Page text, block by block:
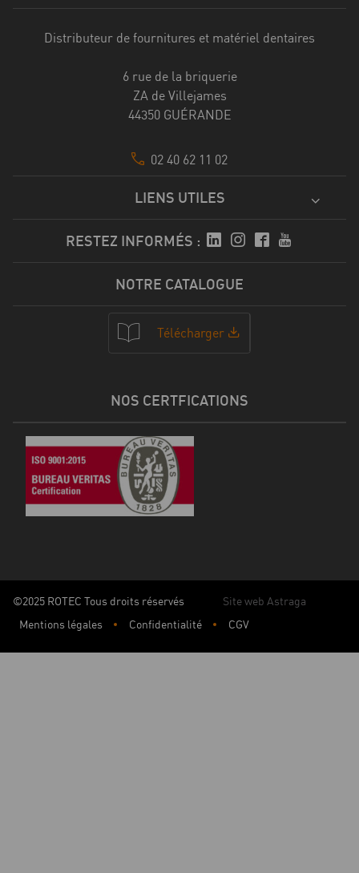
Distributeur de fournitures et matériel dentaires
6 rue de la briquerie
ZA de Villejames
44350 GUÉRANDE
02 40 62 11 02
LIENS UTILES
RESTEZ INFORMÉS :
NOTRE CATALOGUE
Télécharger
NOS CERTFICATIONS
©2025 ROTEC Tous droits réservés
Site web Astraga
Mentions légales
Confidentialité CGV